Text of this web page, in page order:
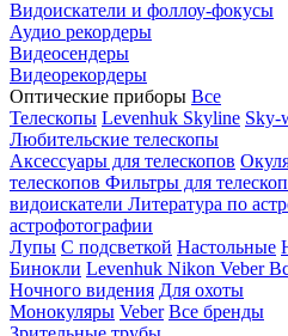
Видоискатели и фоллоу-фокусы
Аудио рекордеры
Видеосендеры
Видеорекордеры
Оптические приборы Все
Телескопы Levenhuk Skyline Sky-
Любительские телескопы
Аксессуары для телескопов
телескопов Фильтры для
видоискатели Литература по
астрофотографии
Лупы С подсветкой Настольные
Бинокли Levenhuk Nikon Veber
Ночного видения Для охоты
Монокуляры Veber Все бренды